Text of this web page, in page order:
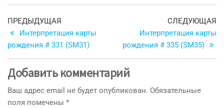
Навигация
по
записям
Предыдущая
запись
ПРЕДЫДУЩАЯ
Интерпретация карты
рождения # 331 (SM31)
СЛЕДУЮЩАЯ
Интерпретация карты
рождения # 335 (SM35)
Добавить комментарий
Ваш адрес email не будет опубликован. Обязательные
поля помечены *